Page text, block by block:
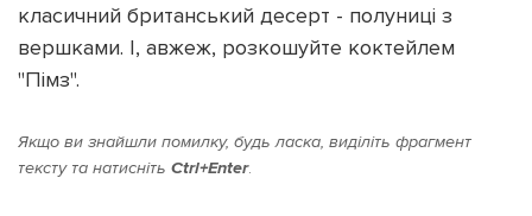
класичний британський десерт - полуниці з
вершками. І, авжеж, розкошуйте коктейлем
"Пімз".
Якщо ви знайшли помилку, будь ласка, виділіть фрагмент
тексту та натисніть Ctrl+Enter.